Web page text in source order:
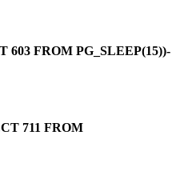
603 FROM PG_SLEEP(15))-
711 FROM